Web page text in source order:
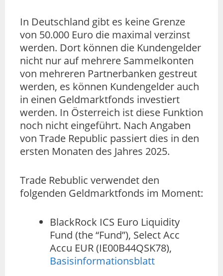
In Deutschland gibt es keine Grenze
von 50.000 Euro die maximal verzinst
werden. Dort können die Kundengelder
nicht nur auf mehrere Sammelkonten
von mehreren Partnerbanken gestreut
werden, es können Kundengelder auch
in einen Geldmarktfonds investiert
werden. In Österreich ist diese Funktion
noch nicht eingeführt. Nach Angaben
von Trade Republic passiert dies in den
ersten Monaten des Jahres 2025.
Trade Rebublic verwendet den
folgenden Geldmarktfonds im Moment:
BlackRock ICS Euro Liquidity
Fund (the “Fund”), Select Acc
Accu EUR (IE00B44QSK78),
Basisinformationsblatt